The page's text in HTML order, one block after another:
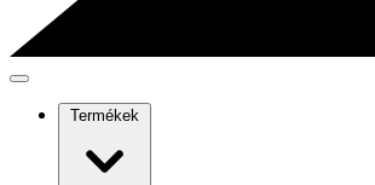
Termékek